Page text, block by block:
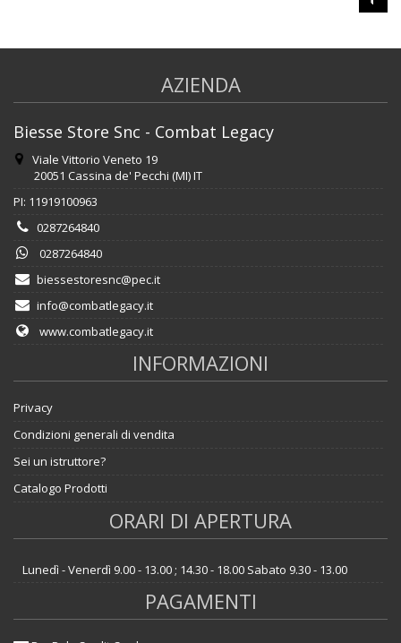
AZIENDA
Biesse Store Snc - Combat Legacy
Viale Vittorio Veneto 19
20051 Cassina de' Pecchi (MI) IT
PI: 11919100963
0287264840
0287264840
biessestoresnc@pec.it
info@combatlegacy.it
www.combatlegacy.it
INFORMAZIONI
Privacy
Condizioni generali di vendita
Sei un istruttore?
Catalogo Prodotti
ORARI DI APERTURA
Lunedì - Venerdì 9.00 - 13.00 ; 14.30 - 18.00 Sabato 9.30 - 13.00
PAGAMENTI